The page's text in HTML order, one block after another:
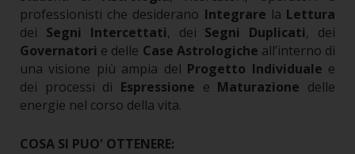
professionisti che desiderano Integrare la Lettura
dei Segni Intercettati, dei Segni Duplicati, dei
Governatori e delle Case Astrologiche all’interno di
una visione più ampia del Progetto Individuale e
dei processi di Espressione e Maturazione delle
energie nel corso della vita.
COSA SI PUO' OTTENERE: